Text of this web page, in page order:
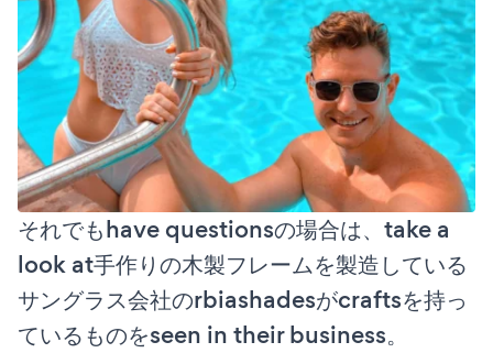
それでもhave questionsの場合は、take a
look at手作りの木製フレームを製造している
サングラス会社のrbiashadesがcraftsを持っ
ているものをseen in their business。